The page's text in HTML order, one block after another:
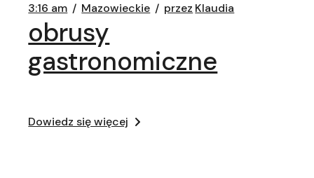
3:16 am Mazowieckie przez Klaudia
obrusy
gastronomiczne
Dowiedz się więcej